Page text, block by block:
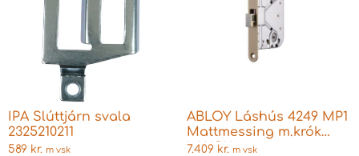
IPA Slúttjárn svala
2325210211
589 kr. m vsk
ABLOY Láshús 4249 MP1
Mattmessing m.krók
LAUSU
7.409 kr. m vsk